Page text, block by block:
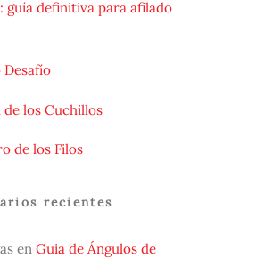
guía definitiva para afilado
de los Cuchillos
de los Filos
recientes
en Guia de Ángulos de